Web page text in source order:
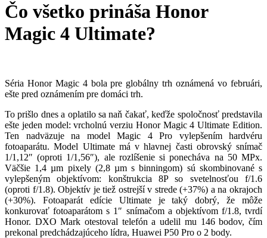
Čo všetko prináša Honor
Magic 4 Ultimate?
Séria Honor Magic 4 bola pre globálny trh oznámená vo februári,
ešte pred oznámením pre domáci trh.
To prišlo dnes a oplatilo sa naň čakať, keďže spoločnosť predstavila
ešte jeden model: vrcholnú verziu Honor Magic 4 Ultimate Edition.
Ten nadväzuje na model Magic 4 Pro vylepšením hardvéru
fotoaparátu. Model Ultimate má v hlavnej časti obrovský snímač
1/1,12″ (oproti 1/1,56″), ale rozlíšenie si ponecháva na 50 MPx.
Väčšie 1,4 µm pixely (2,8 µm s binningom) sú skombinované s
vylepšeným objektívom: konštrukcia 8P so svetelnosťou f/1.6
(oproti f/1.8). Objektív je tiež ostrejší v strede (+37%) a na okrajoch
(+30%). Fotoaparát edície Ultimate je taký dobrý, že môže
konkurovať fotoaparátom s 1″ snímačom a objektívom f/1.8, tvrdí
Honor. DXO Mark otestoval telefón a udelil mu 146 bodov, čím
prekonal predchádzajúceho lídra, Huawei P50 Pro o 2 body.